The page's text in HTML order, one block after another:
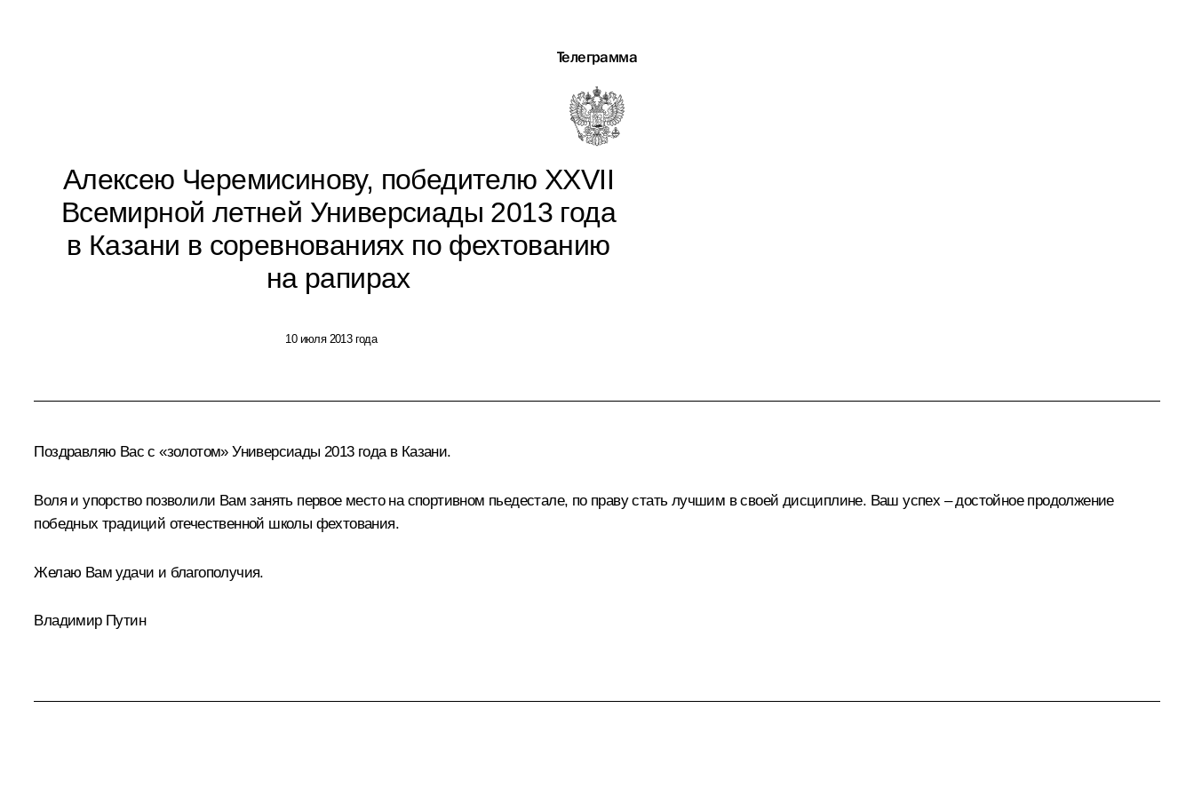
Телеграмма
Алексею Черемисинову, победителю XXVII
Всемирной летней Универсиады 2013 года
в Казани в соревнованиях по фехтованию
на рапирах
10 июля 2013 года
Поздравляю Вас с «золотом» Универсиады 2013 года в Казани.
Воля и упорство позволили Вам занять первое место на спортивном пьедестале, по праву стать лучшим в своей дисциплине. Ваш успех – достойное продолжение
победных традиций отечественной школы фехтования.
Желаю Вам удачи и благополучия.
Владимир Путин